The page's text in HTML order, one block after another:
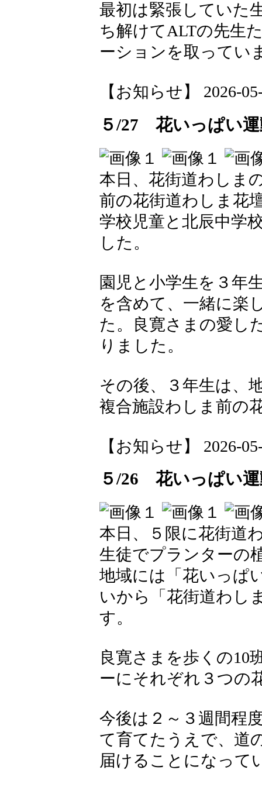
最初は緊張していた
ち解けてALTの先生
ーションを取ってい
【お知らせ】 2026-
５/27 花いっぱい
本日、花街道わしま
前の花街道わしま花
学校児童と北辰中学
した。
園児と小学生を３年
を含めて、一緒に楽
た。良寛さまの愛し
りました。
その後、３年生は、
複合施設わしま前の
【お知らせ】 2026-
５/26 花いっぱい
本日、５限に花街道
生徒でプランターの
地域には「花いっぱ
いから「花街道わし
す。
良寛さまを歩くの10
ーにそれぞれ３つの
今後は２～３週間程
て育てたうえで、道
届けることになって